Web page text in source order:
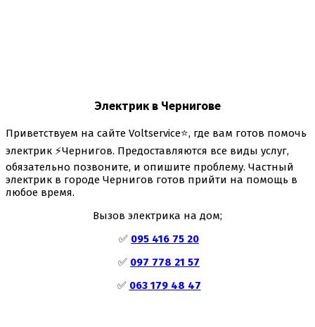
Электрик в Чернигове
Приветствуем на сайте Voltservice⭐, где вам готов помочь
электрик ⚡Чернигов. Предоставляются все виды услуг,
обязательно позвоните, и опишите проблему. Частный
электрик в городе Чернигов готов прийти на помощь в
любое время.
Вызов электрика на дом;
✅ 095 416 75 20
✅ 097 778 21 57
✅ 063 179 48 47